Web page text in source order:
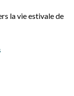
la vie estivale de